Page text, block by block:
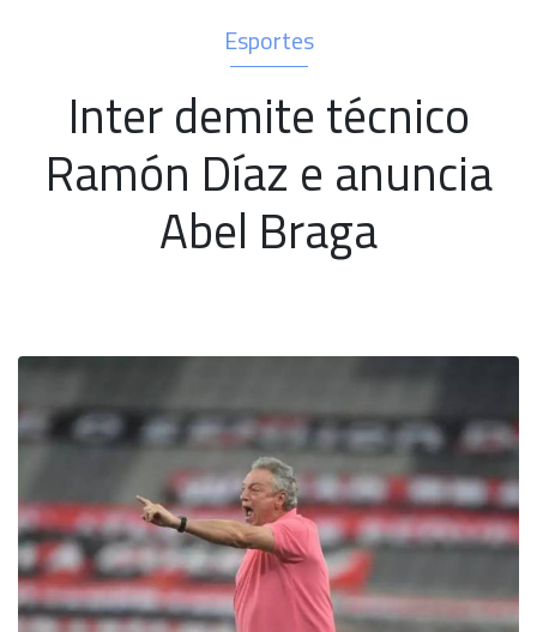
Esportes
Inter demite técnico
Ramón Díaz e anuncia
Abel Braga